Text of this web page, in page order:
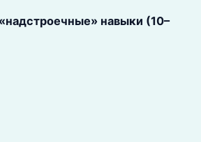
навыки (10–